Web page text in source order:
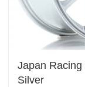
Japan
Silver